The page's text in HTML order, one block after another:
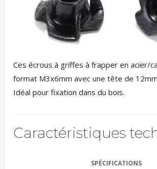
Ces écrous à griffes à frapper en acier/
format M3x6mm avec une tête de
Idéal pour fixation dans du bois.
Caractéristiques
SPÉCIFICATIONS